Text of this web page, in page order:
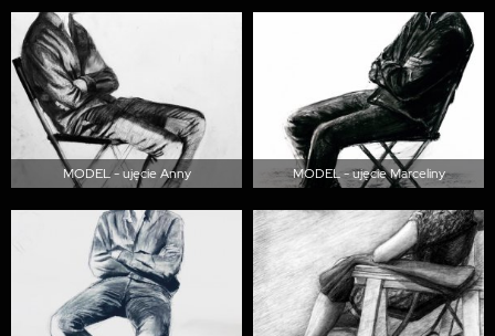
MODEL - ujęcie Anny MODEL - ujęcie Marceliny